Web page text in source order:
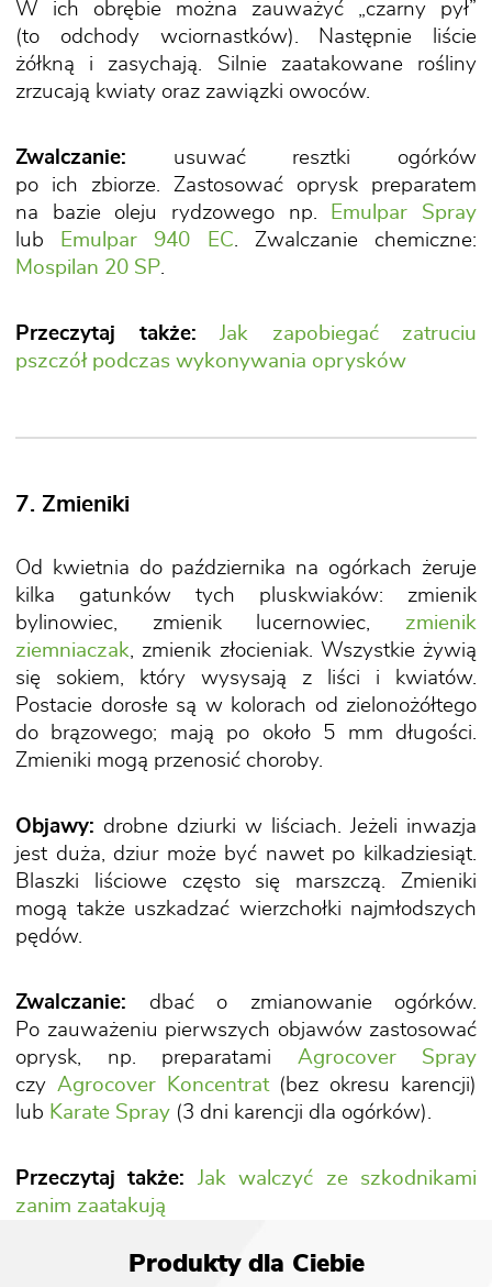
W ich obrębie można zauważyć „czarny pył”
(to odchody wciornastków). Następnie liście
żółkną i zasychają. Silnie zaatakowane rośliny
zrzucają kwiaty oraz zawiązki owoców.
Zwalczanie: usuwać resztki ogórków
po ich zbiorze. Zastosować oprysk preparatem
na bazie oleju rydzowego np.
Emulpar Spray
lub
Emulpar 940 EC. Zwalczanie chemiczne:
Mospilan 20 SP.
Przeczytaj także:
Jak zapobiegać zatruciu
pszczół podczas wykonywania oprysków
7. Zmieniki
Od kwietnia do października na ogórkach żeruje
kilka gatunków tych pluskwiaków: zmienik
bylinowiec, zmienik lucernowiec, zmienik
ziemniaczak, zmienik złocieniak. Wszystkie żywią
się sokiem, który wysysają z liści i kwiatów.
Postacie dorosłe są w kolorach od zielonożółtego
do brązowego; mają po około 5 mm długości.
Zmieniki mogą przenosić choroby.
Objawy: drobne dziurki w liściach. Jeżeli inwazja
jest duża, dziur może być nawet po kilkadziesiąt.
Blaszki liściowe często się marszczą. Zmieniki
mogą także uszkadzać wierzchołki najmłodszych
pędów.
Zwalczanie: dbać o zmianowanie ogórków.
Po zauważeniu pierwszych objawów zastosować
oprysk, np. preparatami Agrocover Spray
czy Agrocover Koncentrat(bez okresu karencji)
lub Karate Spray (3 dni karencji dla ogórków).
Przeczytaj także:
Jak walczyć ze szkodnikami
zanim zaatakują
Produkty dla Ciebie